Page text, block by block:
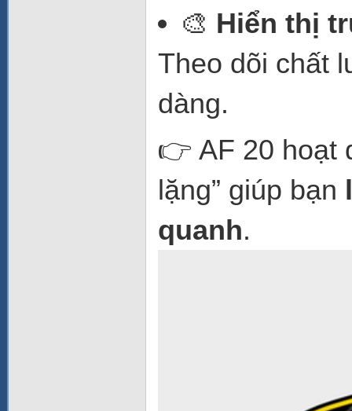
🎨 Hiển thị
Theo dõi chất
dàng.
👉 AF 20 hoạt
lặng” giúp bạn
quanh.